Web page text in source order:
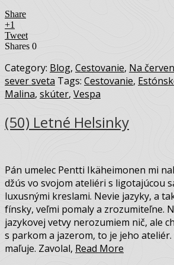
Share
+1
Tweet
Shares 0
Category: Blog, Cestovanie, Na
sever sveta Tags: Cestovanie,
Malina, skúter, Vespa
(50) Letné Helsinky
Pán umelec Pentti Ikäheimonen mi
džús vo svojom ateliéri s ligotajúcou
luxusnými kreslami. Nevie jazyky, a
fínsky, veľmi pomaly a zrozumiteľne.
jazykovej vetvy nerozumiem nič, ale
s parkom a jazerom, to je jeho
maľuje. Zavolal, Read More